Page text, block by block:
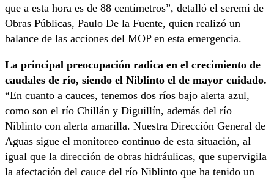
que a esta hora es de 88 centímetros”, detalló el seremi de
Obras Públicas, Paulo De la Fuente, quien realizó un
balance de las acciones del MOP en esta emergencia.
La principal preocupación radica en el crecimiento de
caudales de río, siendo el Niblinto el de mayor cuidado.
“En cuanto a cauces, tenemos dos ríos bajo alerta azul,
como son el río Chillán y Diguillín, además del río
Niblinto con alerta amarilla. Nuestra Dirección General de
Aguas sigue el monitoreo continuo de esta situación, al
igual que la dirección de obras hidráulicas, que supervigila
la afectación del cauce del río Niblinto que ha tenido un